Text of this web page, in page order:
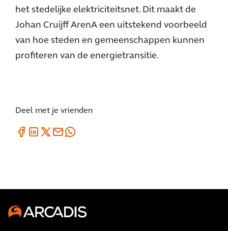
het stedelijke elektriciteitsnet. Dit maakt de
Johan Cruijff ArenA een uitstekend voorbeeld
van hoe steden en gemeenschappen kunnen
profiteren van de energietransitie.
Deel met je vrienden